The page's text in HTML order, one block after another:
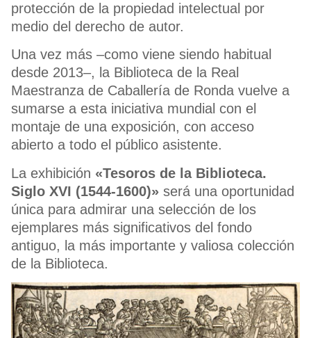
protección de la propiedad intelectual por
medio del derecho de autor.
Una vez más –como viene siendo habitual
desde 2013–, la Biblioteca de la Real
Maestranza de Caballería de Ronda vuelve a
sumarse a esta iniciativa mundial con el
montaje de una exposición, con acceso
abierto a todo el público asistente.
La exhibición «Tesoros de la Biblioteca.
Siglo XVI (1544-1600)» será una oportunidad
única para admirar una selección de los
ejemplares más significativos del fondo
antiguo, la más importante y valiosa colección
de la Biblioteca.